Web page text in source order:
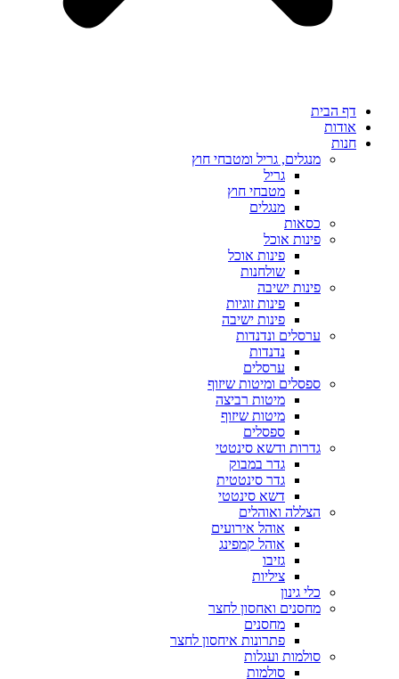
דף הבית
אודות
חנות
מנגלים, גריל ומטבחי חוץ
גריל
מטבחי חוץ
מנגלים
כסאות
פינות אוכל
פינות אוכל
שולחנות
פינות ישיבה
פינות זוגיות
פינות ישיבה
ערסלים ונדנדות
נדנדות
ערסלים
ספסלים ומיטות שיזוף
מיטות רביצה
מיטות שיזוף
ספסלים
גדרות ודשא סינטטי
גדר במבוק
גדר סינטטית
דשא סינטטי
הצללה ואוהלים
אוהל אירועים
אוהל קמפינג
גזיבו
ציליות
כלי גינון
מחסנים ואחסון לחצר
מחסנים
פתרונות איחסון לחצר
סולמות ועגלות
סולמות